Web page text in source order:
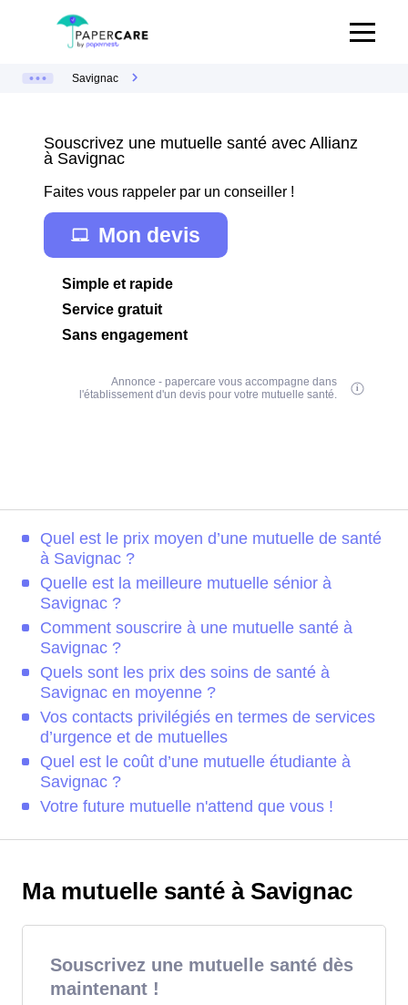
Savignac
Souscrivez une mutuelle santé avec Allianz
à Savignac
Faites vous rappeler par un conseiller !
Mon devis
Simple et rapide
Service gratuit
Sans engagement
Annonce - papercare vous accompagne dans
l'établissement d'un devis pour votre mutuelle santé.
Quel est le prix moyen d’une mutuelle de santé
à Savignac ?
Quelle est la meilleure mutuelle sénior à
Savignac ?
Comment souscrire à une mutuelle santé à
Savignac ?
Quels sont les prix des soins de santé à
Savignac en moyenne ?
Vos contacts privilégiés en termes de services
d’urgence et de mutuelles
Quel est le coût d’une mutuelle étudiante à
Savignac ?
Votre future mutuelle n'attend que vous !
Ma mutuelle santé à Savignac
Souscrivez une mutuelle santé dès
maintenant !